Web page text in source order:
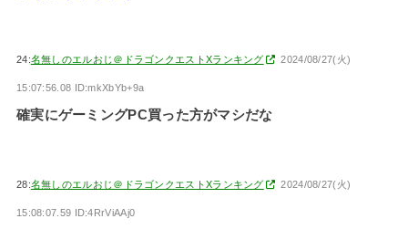
24:名無しのエルおじ＠ドラゴンクエストXランキング 2024/08/27(火)
15:07:56.08 ID:mkXbYb+9a
確実にゲーミングPC買った方がマシだな
28:名無しのエルおじ＠ドラゴンクエストXランキング 2024/08/27(火)
15:08:07.59 ID:4RrViAAj0